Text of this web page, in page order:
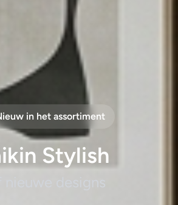
in het assortiment
Stylish